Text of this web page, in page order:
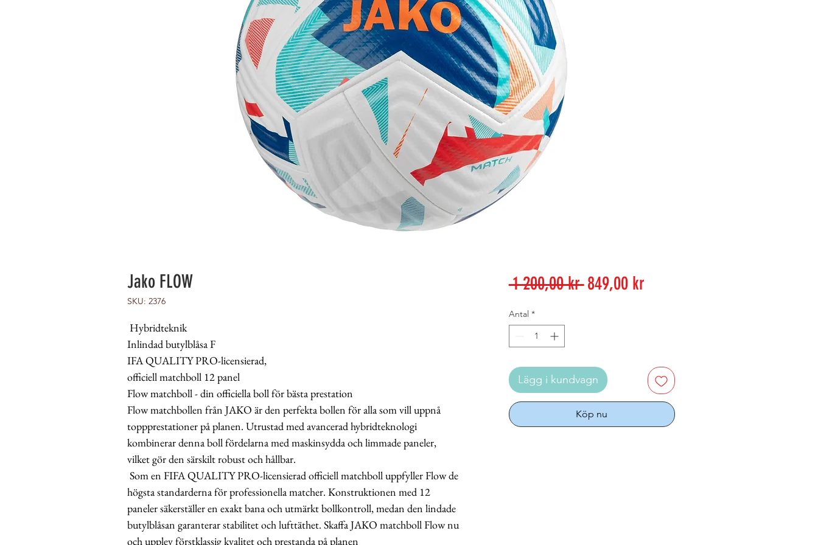
Jako FLOW
SKU: 2376
Hybridteknik
Inlindad butylblåsa F
IFA QUALITY PRO-licensierad,
officiell matchboll 12 panel
Flow matchboll - din officiella boll för bästa prestation
Flow matchbollen från JAKO är den perfekta bollen för alla som vill uppnå
toppprestationer på planen. Utrustad med avancerad hybridteknologi
kombinerar denna boll fördelarna med maskinsydda och limmade paneler,
vilket gör den särskilt robust och hållbar.
Som en FIFA QUALITY PRO-licensierad officiell matchboll uppfyller Flow de
högsta standarderna för professionella matcher. Konstruktionen med 12
paneler säkerställer en exakt bana och utmärkt bollkontroll, medan den lindade
butylblåsan garanterar stabilitet och lufttäthet. Skaffa JAKO matchboll Flow nu
och upplev förstklassig kvalitet och prestanda på planen
1 200,00 kr Ordinarie
849,00 krReapris
Antal *
Lägg i kundvagn
Köp nu